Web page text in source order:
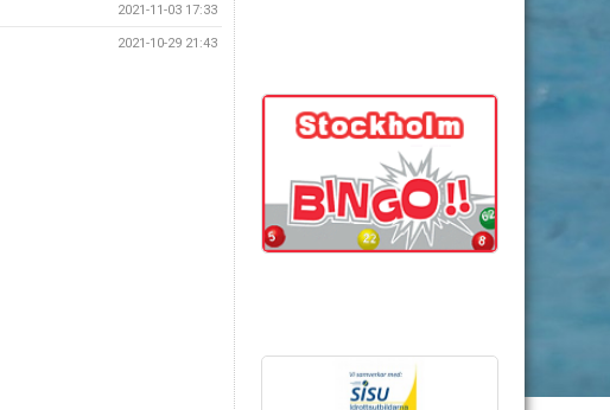
2021-11-03 17:33
2021-10-29 21:43